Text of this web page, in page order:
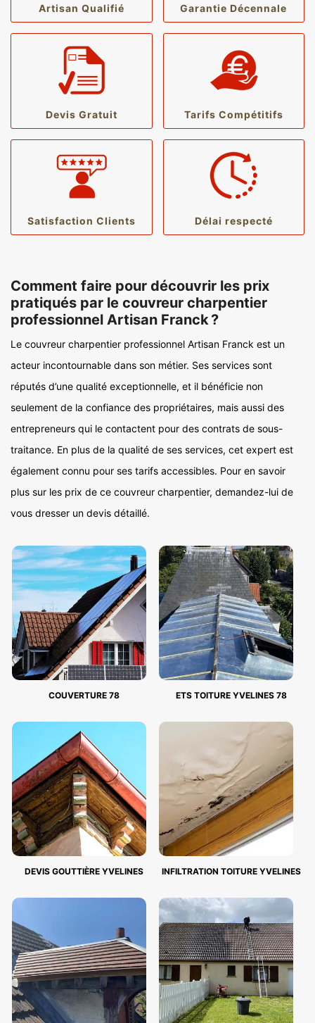
Artisan Qualifié Garantie Décennale
Devis Gratuit Tarifs Compétitifs
Satisfaction Clients Délai respecté
Comment faire pour découvrir les prix
pratiqués par le couvreur charpentier
professionnel Artisan Franck ?
Le couvreur charpentier professionnel Artisan Franck est un
acteur incontournable dans son métier. Ses services sont
réputés d’une qualité exceptionnelle, et il bénéficie non
seulement de la confiance des propriétaires, mais aussi des
entrepreneurs qui le contactent pour des contrats de sous-
traitance. En plus de la qualité de ses services, cet expert est
également connu pour ses tarifs accessibles. Pour en savoir
plus sur les prix de ce couvreur charpentier, demandez-lui de
vous dresser un devis détaillé.
COUVERTURE 78 ETS TOITURE YVELINES 78
DEVIS GOUTTIÈRE YVELINES INFILTRATION TOITURE YVELINES